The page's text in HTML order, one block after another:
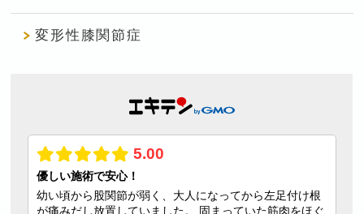
変形性膝関節症